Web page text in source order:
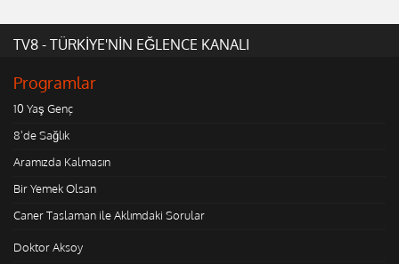
TV8 - TÜRKİYE'NİN EĞLENCE KANALI
Programlar
10 Yaş Genç
8'de Sağlık
Aramızda Kalmasın
Bir Yemek Olsan
Caner Taslaman ile Aklımdaki Sorular
Doktor Aksoy